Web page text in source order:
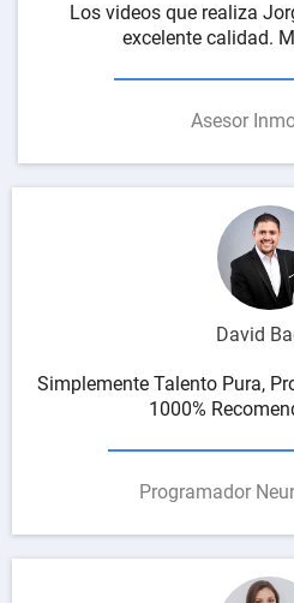
Los videos que realiza
excelente calidad.
Asesor
David
Simplemente Talento Pura,
1000%
Programador